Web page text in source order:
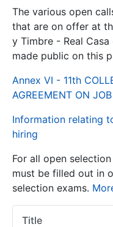
Show/Hide
Show/Hide
Show/Hide
The various open
that are on offer at
y Timbre - Real
made public on this
Annex VI - 11th
AGREEMENT ON
Information relating
hiring
For all open
must be filled out in
selection exams.
Title